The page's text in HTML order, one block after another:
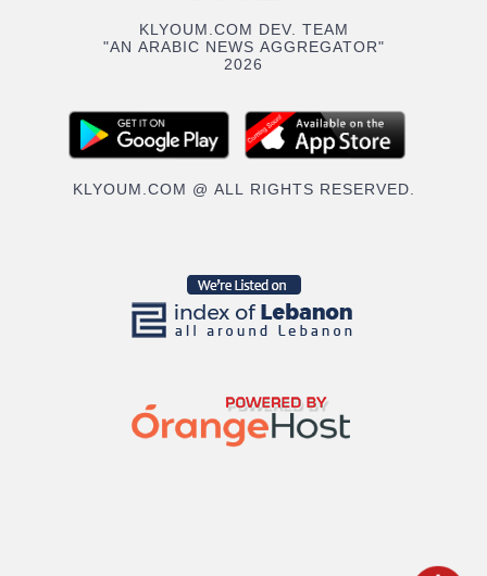
KLYOUM.COM DEV. TEAM
"AN ARABIC NEWS AGGREGATOR"
2026
KLYOUM.COM @ ALL RIGHTS RESERVED.